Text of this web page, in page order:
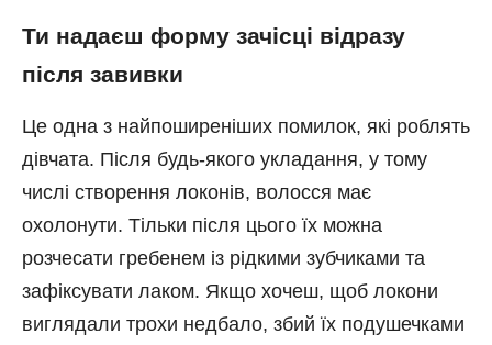
Ти надаєш форму зачісці відразу
після завивки
Це одна з найпоширеніших помилок, які роблять
дівчата. Після будь-якого укладання, у тому
числі створення локонів, волосся має
охолонути. Тільки після цього їх можна
розчесати гребенем із рідкими зубчиками та
зафіксувати лаком. Якщо хочеш, щоб локони
виглядали трохи недбало, збий їх подушечками